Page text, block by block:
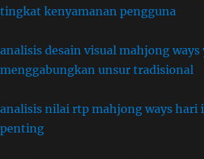
tingkat kenyamanan pengguna
analisis desain visual mahjong ways
menggabungkan unsur tradisional
analisis nilai rtp mahjong ways hari
penting